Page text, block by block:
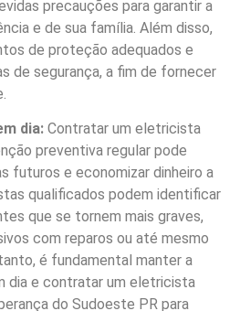
precauções para garantir a
e de sua família. Além disso,
de proteção adequados e
de segurança, a fim de fornecer
dia: Contratar um eletricista
preventiva regular pode
futuros e economizar dinheiro a
qualificados podem identificar
que se tornem mais graves,
com reparos ou até mesmo
é fundamental manter a
dia e contratar um eletricista
do Sudoeste PR para